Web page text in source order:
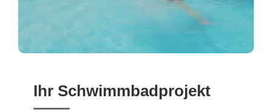
Ihr Schwimmbadprojekt